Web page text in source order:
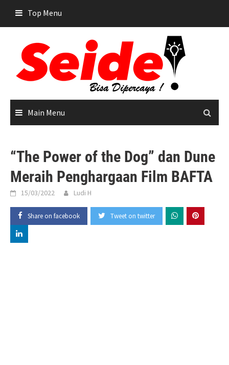
content
Top Menu
Main Menu
“The Power of the Dog” dan Dune
Meraih Penghargaan Film BAFTA
15/03/2022 Ludi H
Share on facebook Tweet on twitter